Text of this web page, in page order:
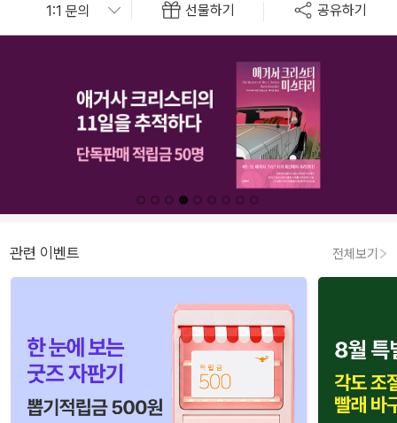
선물하기 공유하기
관련 이벤트 전체보기